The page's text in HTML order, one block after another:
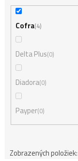
Cofra 4
Delta Plus 0
Diadora 0
Payper 0
Zobrazených položiek: